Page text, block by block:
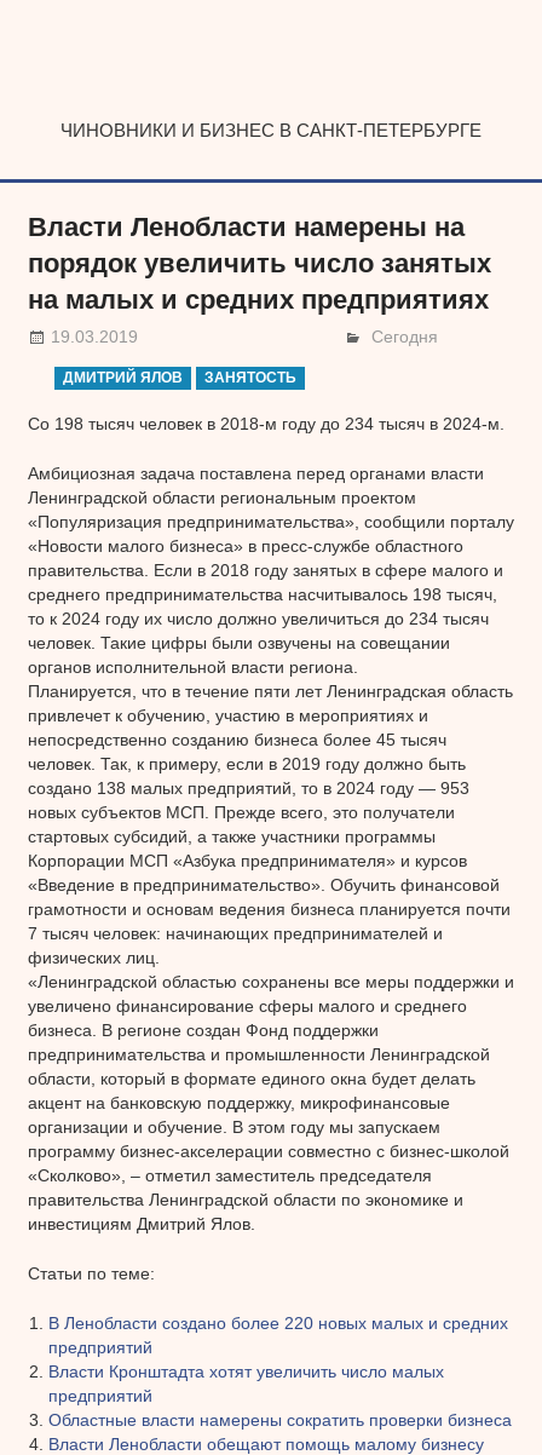
ЧИНОВНИКИ И БИЗНЕС В САНКТ-ПЕТЕРБУРГЕ
Власти Ленобласти намерены на
порядок увеличить число занятых
на малых и средних предприятиях
19.03.2019 Сегодня
ДМИТРИЙ ЯЛОВ ЗАНЯТОСТЬ
Со 198 тысяч человек в 2018-м году до 234 тысяч в 2024-м.
Амбициозная задача поставлена перед органами власти
Ленинградской области региональным проектом
«Популяризация предпринимательства», сообщили порталу
«Новости малого бизнеса» в пресс-службе областного
правительства. Если в 2018 году занятых в сфере малого и
среднего предпринимательства насчитывалось 198 тысяч,
то к 2024 году их число должно увеличиться до 234 тысяч
человек. Такие цифры были озвучены на совещании
органов исполнительной власти региона.
Планируется, что в течение пяти лет Ленинградская область
привлечет к обучению, участию в мероприятиях и
непосредственно созданию бизнеса более 45 тысяч
человек. Так, к примеру, если в 2019 году должно быть
создано 138 малых предприятий, то в 2024 году — 953
новых субъектов МСП. Прежде всего, это получатели
стартовых субсидий, а также участники программы
Корпорации МСП «Азбука предпринимателя» и курсов
«Введение в предпринимательство». Обучить финансовой
грамотности и основам ведения бизнеса планируется почти
7 тысяч человек: начинающих предпринимателей и
физических лиц.
«Ленинградской областью сохранены все меры поддержки и
увеличено финансирование сферы малого и среднего
бизнеса. В регионе создан Фонд поддержки
предпринимательства и промышленности Ленинградской
области, который в формате единого окна будет делать
акцент на банковскую поддержку, микрофинансовые
организации и обучение. В этом году мы запускаем
программу бизнес-акселерации совместно с бизнес-школой
«Сколково», – отметил заместитель председателя
правительства Ленинградской области по экономике и
инвестициям Дмитрий Ялов.
Статьи по теме:
В Ленобласти создано более 220 новых малых и средних
предприятий
Власти Кронштадта хотят увеличить число малых
предприятий
Областные власти намерены сократить проверки бизнеса
Власти Ленобласти обещают помощь малому бизнесу